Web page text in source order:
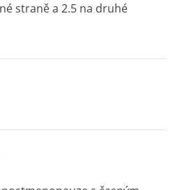
straně a 2.5 na druhé